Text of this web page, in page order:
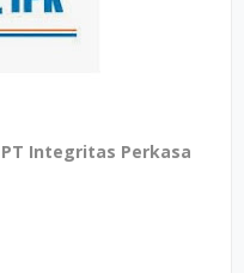
Integritas Perkasa